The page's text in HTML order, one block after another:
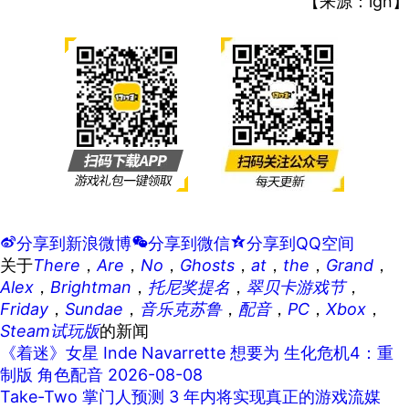
t分享到新浪微博w分享到微信z分享到QQ空间
关于There ，Are ， No ， Ghosts ， at ， the ， Grand ，
Alex ， Brightman ， 托尼奖提名 ， 翠贝卡游戏节，
Friday ， Sundae ， 音乐克苏鲁， 配音， PC ， Xbox ，
Steam试玩版的新闻
《着迷》女星 Inde Navarrette 想要为 生化危机4：重
制版 角色配音 2026-08-08
Take-Two 掌门人预测 3 年内将实现真正的游戏流媒